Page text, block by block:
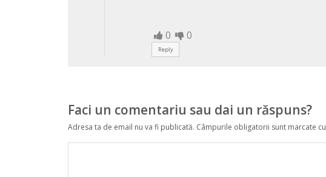
0 0
Reply
Faci un comentariu sau dai un răspuns?
Adresa ta de email nu va fi publicată. Câmpurile obligatorii sunt marcate cu